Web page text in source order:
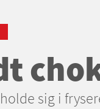
sig i